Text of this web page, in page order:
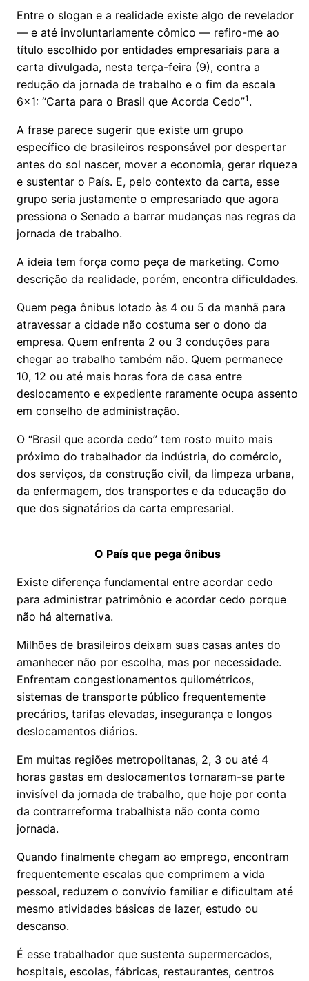
Entre o slogan e a realidade existe algo de revelador
— e até involuntariamente cômico — refiro-me ao
título escolhido por entidades empresariais para a
carta divulgada, nesta terça-feira (9), contra a
redução da jornada de trabalho e o fim da escala
6x1: “Carta para o Brasil que Acorda Cedo”1 .
A frase parece sugerir que existe um grupo
específico de brasileiros responsável por despertar
antes do sol nascer, mover a economia, gerar riqueza
e sustentar o País. E, pelo contexto da carta, esse
grupo seria justamente o empresariado que agora
pressiona o Senado a barrar mudanças nas regras da
jornada de trabalho.
A ideia tem força como peça de marketing. Como
descrição da realidade, porém, encontra dificuldades.
Quem pega ônibus lotado às 4 ou 5 da manhã para
atravessar a cidade não costuma ser o dono da
empresa. Quem enfrenta 2 ou 3 conduções para
chegar ao trabalho também não. Quem permanece
10, 12 ou até mais horas fora de casa entre
deslocamento e expediente raramente ocupa assento
em conselho de administração.
O “Brasil que acorda cedo” tem rosto muito mais
próximo do trabalhador da indústria, do comércio,
dos serviços, da construção civil, da limpeza urbana,
da enfermagem, dos transportes e da educação do
que dos signatários da carta empresarial.
O País que pega ônibus
Existe diferença fundamental entre acordar cedo
para administrar patrimônio e acordar cedo porque
não há alternativa.
Milhões de brasileiros deixam suas casas antes do
amanhecer não por escolha, mas por necessidade.
Enfrentam congestionamentos quilométricos,
sistemas de transporte público frequentemente
precários, tarifas elevadas, insegurança e longos
deslocamentos diários.
Em muitas regiões metropolitanas, 2, 3 ou até 4
horas gastas em deslocamentos tornaram-se parte
invisível da jornada de trabalho, que hoje por conta
da contrarreforma trabalhista não conta como
jornada.
Quando finalmente chegam ao emprego, encontram
frequentemente escalas que comprimem a vida
pessoal, reduzem o convívio familiar e dificultam até
mesmo atividades básicas de lazer, estudo ou
descanso.
É esse trabalhador que sustenta supermercados,
hospitais, escolas, fábricas, restaurantes, centros